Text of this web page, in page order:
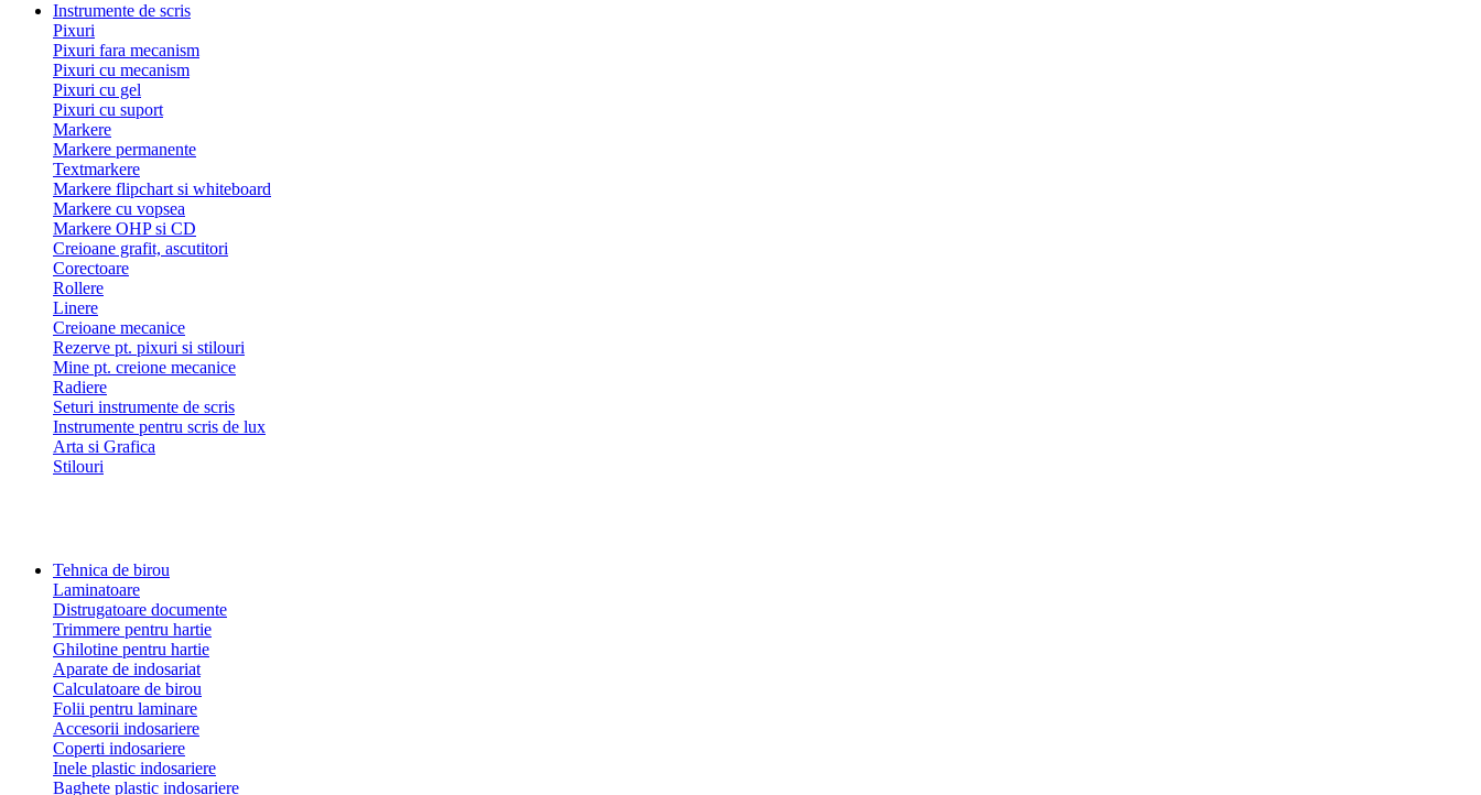
Instrumente de scris
Pixuri
Pixuri fara mecanism
Pixuri cu mecanism
Pixuri cu gel
Pixuri cu suport
Markere
Markere permanente
Textmarkere
Markere flipchart si whiteboard
Markere cu vopsea
Markere OHP si CD
Creioane grafit, ascutitori
Corectoare
Rollere
Linere
Creioane mecanice
Rezerve pt. pixuri si stilouri
Mine pt. creione mecanice
Radiere
Seturi instrumente de scris
Instrumente pentru scris de lux
Arta si Grafica
Stilouri
Tehnica de birou
Laminatoare
Distrugatoare documente
Trimmere pentru hartie
Ghilotine pentru hartie
Aparate de indosariat
Calculatoare de birou
Folii pentru laminare
Accesorii indosariere
Coperti indosariere
Inele plastic indosariere
Baghete plastic indosariere